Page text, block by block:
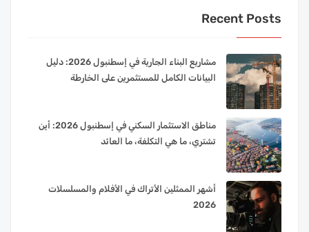
Recent Posts
مشاريع البناء الجارية في إسطنبول 2026: دليل
البيانات الكامل للمستثمرين على الخارطة
مناطق الاستثمار السكني في إسطنبول 2026: أين
تشتري، ما هي التكلفة، ما العائد
أشهر الممثلين الأتراك في الأفلام والمسلسلات
2026